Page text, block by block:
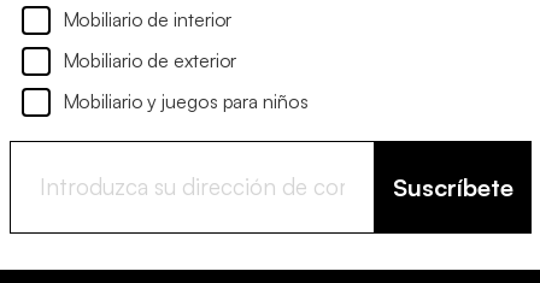
Mobiliario de interior
Mobiliario de exterior
Mobiliario y juegos para niños
Suscríbete